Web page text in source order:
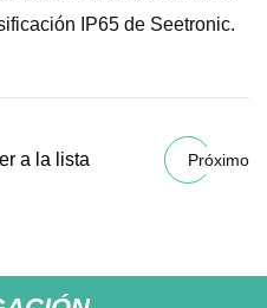
IP65 de Seetronic.
a la lista Próximo